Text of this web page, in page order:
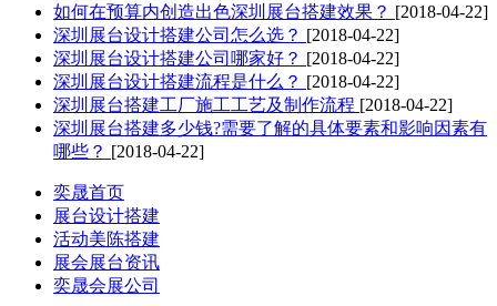
如何在预算内创造出色深圳展台搭建效果？ [2018-04-22]
深圳展台设计搭建公司怎么选？ [2018-04-22]
深圳展台设计搭建公司哪家好？ [2018-04-22]
深圳展台设计搭建流程是什么？ [2018-04-22]
深圳展台搭建工厂施工工艺及制作流程 [2018-04-22]
深圳展台搭建多少钱?需要了解的具体要素和影响因素有
哪些？ [2018-04-22]
奕晟首页
展台设计搭建
活动美陈搭建
展会展台资讯
奕晟会展公司